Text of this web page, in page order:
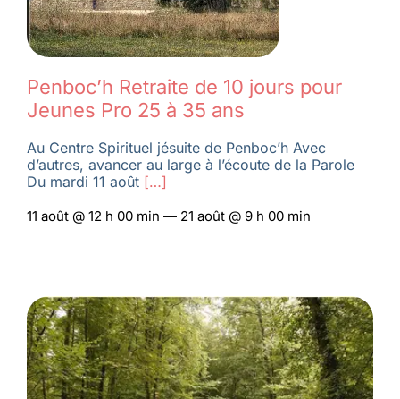
Penboc’h Retraite de 10 jours pour
Jeunes Pro 25 à 35 ans
Au Centre Spirituel jésuite de Penboc’h Avec
d’autres, avancer au large à l’écoute de la Parole
Du mardi 11 août[…]
11 août @ 12 h 00 min — 21 août @ 9 h 00 min